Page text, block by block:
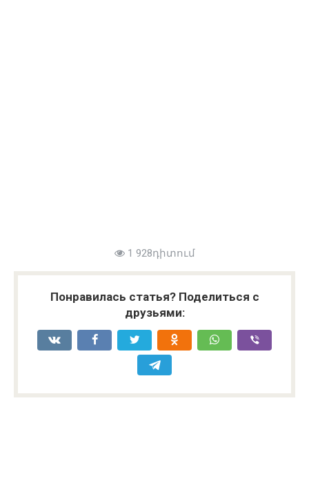
1 928դիտում
Понравилась статья? Поделиться с
друзьями: